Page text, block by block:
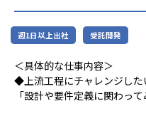
（C#／Python）
▼インフラ系
・ECクラウド基盤設計（
・アプリ向けサーバ設計構
週1日以上出社 受託開発
＜具体的な仕事内容＞
◆上流工程にチャレンジした
「設計や要件定義に関わっ